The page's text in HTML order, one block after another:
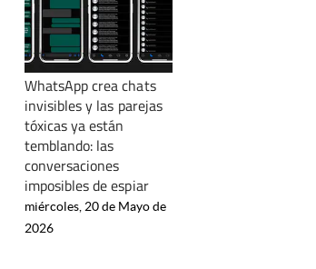
WhatsApp crea chats
invisibles y las parejas
tóxicas ya están
temblando: las
conversaciones
imposibles de espiar
miércoles, 20 de Mayo de
2026